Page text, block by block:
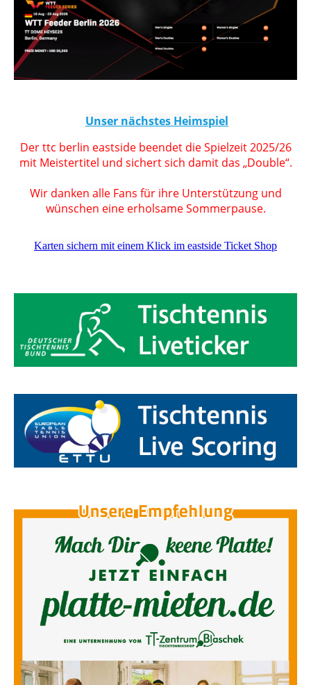
Unser nächstes Heimspiel
Der ttc berlin eastside beendet die Spielzeit 2025/26
mit Meistertitel und sichert sich damit das „Double“.
Wir danken alle Fans für ihre Unterstützung und
wünschen eine erholsame Sommerpause.
Karten sichern mit einem Klick im eastside Ticket Shop